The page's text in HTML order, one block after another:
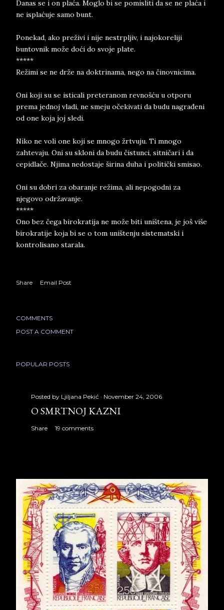
Danas se i on plaća. Moglo bi se pomisliti da se ne plaća i
ne isplaćuje samo bunt.
Ponekad, ako preživi i nije nestrpljiv, i najokoreliji
buntovnik može doći do svoje plate.
*****
Režimi se ne drže na doktrinama, nego na činovnicima.
Oni koji su se isticali preteranom revnošću u otporu
prema jednoj vladi, ne smeju očekivati da budu nagrađeni
od one koja joj sledi.
Niko ne voli one koji se mnogo žrtvuju. Ti mnogo
zahtevaju. Oni su skloni da budu čistunci, sitničari i da
cepidlače. Njima nedostaje širina duha i politički smisao.
Oni su dobri za obaranje režima, ali nepogodni za
njegovo održavanje.
*****
Ono bez čega birokratija ne može biti uništena, je još više
birokratije koja bi se o tom uništenju sistematski i
kontrolisano starala.
Share Email Post
COMMENTS
POST A COMMENT
POPULAR POSTS
Posted by Ljiljana Pekić November 24, 2006
O SMRTNOJ KAZNI
Share 19 comments